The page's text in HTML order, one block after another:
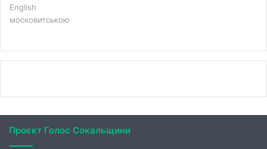
English
московитською
Проєкт Голос Сокальщини